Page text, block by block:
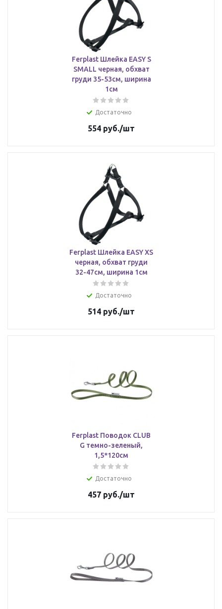
Ferplast Шлейка EASY S
SMALL черная, обхват
груди 35-53см, ширина
1см
Достаточно
554 руб./шт
Ferplast Шлейка EASY XS
черная, обхват груди
32-47см, ширина 1см
Достаточно
514 руб./шт
Ferplast Поводок CLUB
G темно-зеленый,
1,5*120см
Достаточно
457 руб./шт